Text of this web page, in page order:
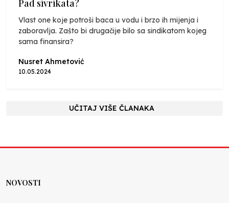
Pad sivrikata?
Vlast one koje potroši baca u vodu i brzo ih mijenja i
zaboravlja. Zašto bi drugačije bilo sa sindikatom kojeg
sama finansira?
Nusret Ahmetović
10.05.2024
UČITAJ VIŠE ČLANAKA
NOVOSTI